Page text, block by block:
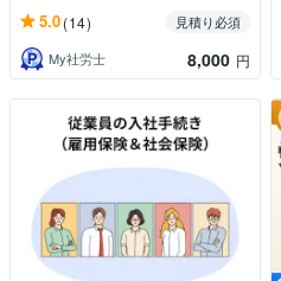
5.0(14)
見積り必須
My社労士
8,000 円